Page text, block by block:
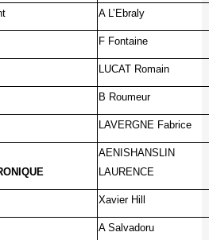
A L’Ebraly
F Fontaine
LUCAT Romain
B Roumeur
LAVERGNE Fabrice
AENISHANSLIN
LAURENCE
Xavier Hill
A Salvadoru